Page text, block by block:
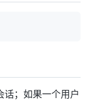
话；如果一个用户